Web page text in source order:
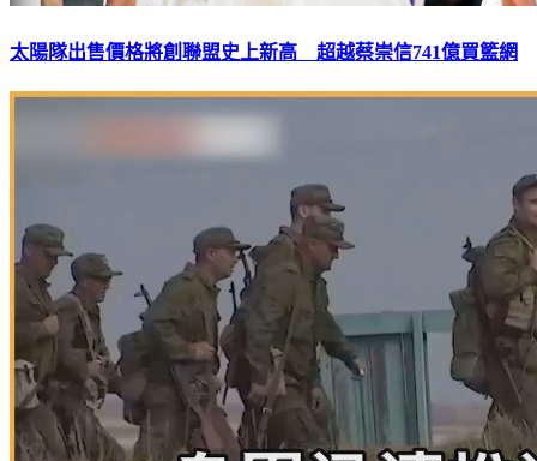
太陽隊出售價格將創聯盟史上新高 超越蔡崇信741億買籃網